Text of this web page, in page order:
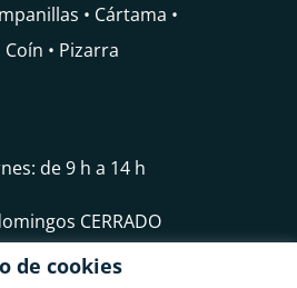
• Cártama •
• Pizarra
de 9 h a 14 h
CERRADO
de cookies